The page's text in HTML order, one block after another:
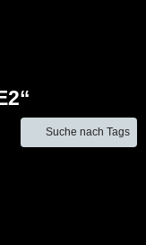
Suche nach Tags